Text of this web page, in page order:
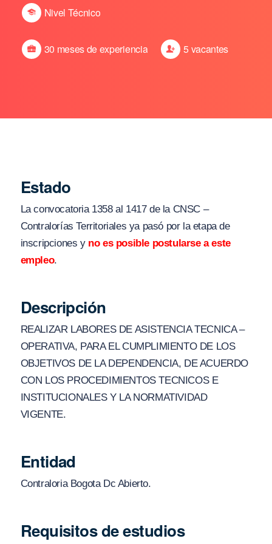
Nivel Técnico
30 meses de experiencia 5 vacantes
Estado
La convocatoria 1358 al 1417 de la CNSC –
Contralorías Territoriales ya pasó por la etapa de
inscripciones y no es posible postularse a este
empleo.
Descripción
REALIZAR LABORES DE ASISTENCIA TECNICA –
OPERATIVA, PARA EL CUMPLIMIENTO DE LOS
OBJETIVOS DE LA DEPENDENCIA, DE ACUERDO
CON LOS PROCEDIMIENTOS TECNICOS E
INSTITUCIONALES Y LA NORMATIVIDAD
VIGENTE.
Entidad
Contraloria Bogota Dc Abierto.
Requisitos de estudios